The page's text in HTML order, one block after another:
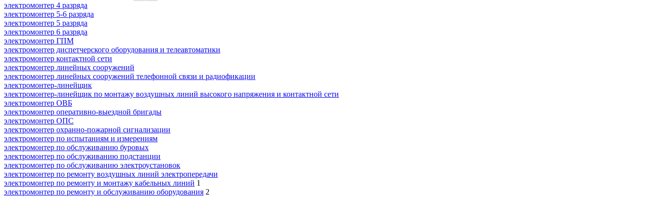
электромонтер 4 разряда
электромонтер 5-6 разряда
электромонтер 5 разряда
электромонтер 6 разряда
электромонтер ГПМ
электромонтер диспетчерского оборудования и телеавтоматики
электромонтер контактной сети
электромонтер линейных сооружений
электромонтер линейных сооружений телефонной связи и радиофикации
электромонтер-линейщик
электромонтер-линейщик по монтажу воздушных линий высокого напряжения и контактной сети
электромонтер ОВБ
электромонтер оперативно-выездной бригады
электромонтер ОПС
электромонтер охранно-пожарной сигнализации
электромонтер по испытаниям и измерениям
электромонтер по обслуживанию буровых
электромонтер по обслуживанию подстанции
электромонтер по обслуживанию электроустановок
электромонтер по ремонту воздушных линий электропередачи
электромонтер по ремонту и монтажу кабельных линий 1
электромонтер по ремонту и обслуживанию оборудования 2